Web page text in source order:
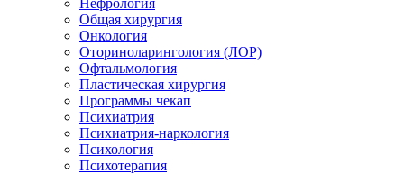
Общая хирургия
Онкология
Оториноларингология (ЛОР)
Офтальмология
Пластическая хирургия
Программы чекап
Психиатрия
Психиатрия-наркология
Психология
Психотерапия